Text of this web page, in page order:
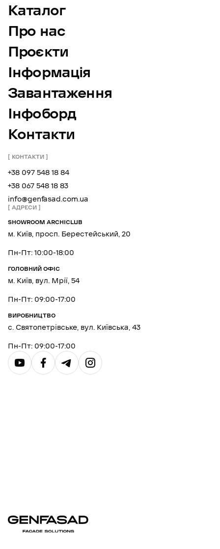
Каталог
Про нас
Проєкти
Інформація
Завантаження
Інфоборд
Контакти
КОНТАКТИ
+38 097 548 18 84
+38 067 548 18 83
info@genfasad.com.ua
АДРЕСИ
SHOWROOM ARCHICLUB
м. Київ, просп. Берестейський, 20
Пн-Пт: 10:00-18:00
ГОЛОВНИЙ ОФІС
м. Київ, вул. Мрії, 54
Пн-Пт: 09:00-17:00
ВИРОБНИЦТВО
с. Святопетрівське, вул. Київська, 43
Пн-Пт: 09:00-17:00